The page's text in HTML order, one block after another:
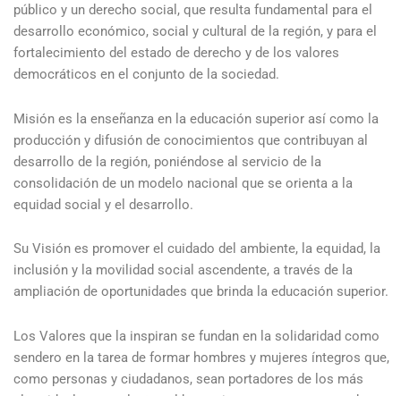
público y un derecho social, que resulta fundamental para el
desarrollo económico, social y cultural de la región, y para el
fortalecimiento del estado de derecho y de los valores
democráticos en el conjunto de la sociedad.
Misión es la enseñanza en la educación superior así como la
producción y difusión de conocimientos que contribuyan al
desarrollo de la región, poniéndose al servicio de la
consolidación de un modelo nacional que se orienta a la
equidad social y el desarrollo.
Su Visión es promover el cuidado del ambiente, la equidad, la
inclusión y la movilidad social ascendente, a través de la
ampliación de oportunidades que brinda la educación superior.
Los Valores que la inspiran se fundan en la solidaridad como
sendero en la tarea de formar hombres y mujeres íntegros que,
como personas y ciudadanos, sean portadores de los más